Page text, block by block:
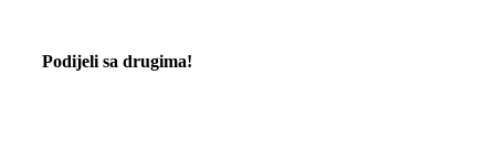
Podijeli sa drugima!